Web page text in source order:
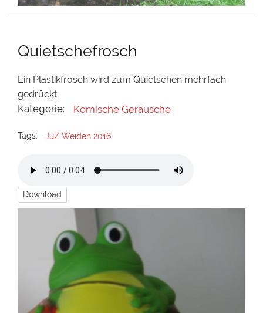
Quietschefrosch
Ein Plastikfrosch wird zum Quietschen mehrfach
gedrückt
Kategorie: Komische Geräusche
Tags: JuZ Weiden 2016
Download